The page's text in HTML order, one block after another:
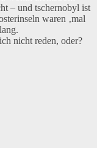
– und tschernobyl ist
waren ‚mal
nicht reden, oder?